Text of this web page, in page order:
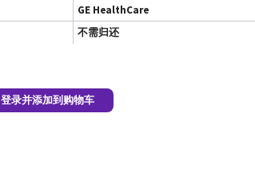
GE HealthCare
不需归还
登录并添加到购物车